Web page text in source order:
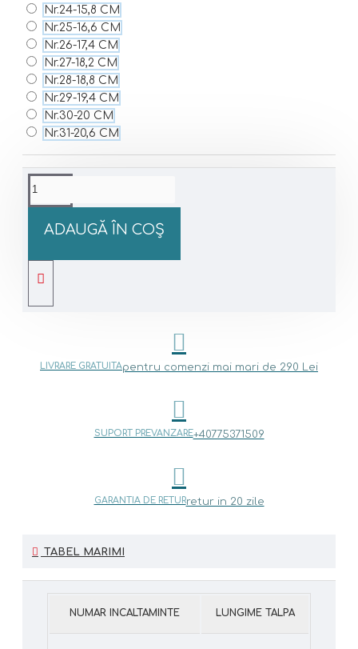
Nr.24-15,8 CM
Nr.25-16,6 CM
Nr.26-17,4 CM
Nr.27-18,2 CM
Nr.28-18,8 CM
Nr.29-19,4 CM
Nr.30-20 CM
Nr.31-20,6 CM
ADAUGĂ ÎN COŞ
LIVRARE GRATUITApentru comenzi mai mari de 290 Lei
SUPORT PREVANZARE+40775371509
GARANTIA DE RETURretur in 20 zile
TABEL MARIMI
NUMAR INCALTAMINTE LUNGIME TALPA